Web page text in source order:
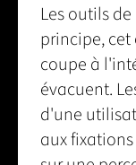
Les outils
principe,
coupe à
évacuent.
d'une
aux